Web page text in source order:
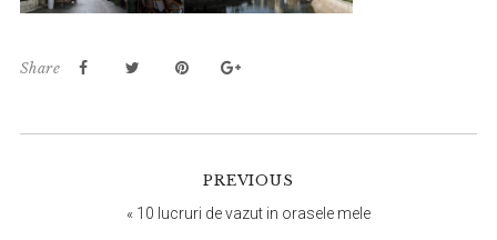
Share
PREVIOUS
« 10 lucruri de vazut in orasele mele